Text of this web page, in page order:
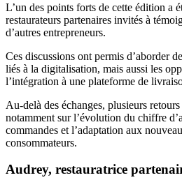
L’un des points forts de cette édition a
restaurateurs partenaires invités à
d’autres entrepreneurs.
Ces discussions ont permis d’aborder
liés à la digitalisation, mais aussi les
l’intégration à une plateforme de
Au-delà des échanges, plusieurs
notamment sur l’évolution du chiffre
commandes et l’adaptation aux
consommateurs.
Audrey, restauratrice